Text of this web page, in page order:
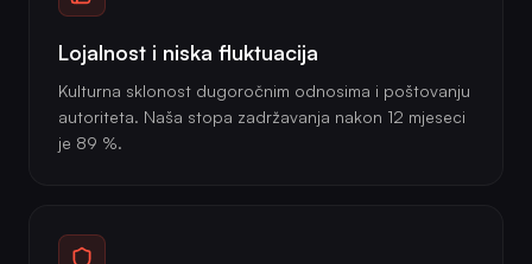
Lojalnost i niska fluktuacija
Kulturna sklonost dugoročnim odnosima i poštovanju
autoriteta. Naša stopa zadržavanja nakon 12 mjeseci
je 89 %.